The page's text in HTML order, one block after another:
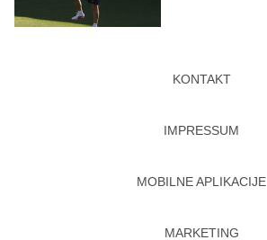
KONTAKT
IMPRESSUM
MOBILNE APLIKACIJE
MARKETING